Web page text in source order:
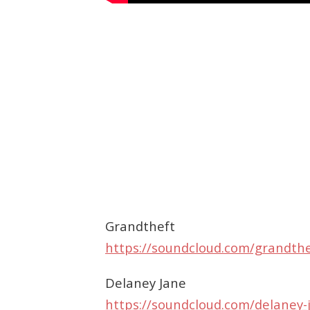
Grandtheft
https://soundcloud.com/
Delaney Jane
https://soundcloud.com/